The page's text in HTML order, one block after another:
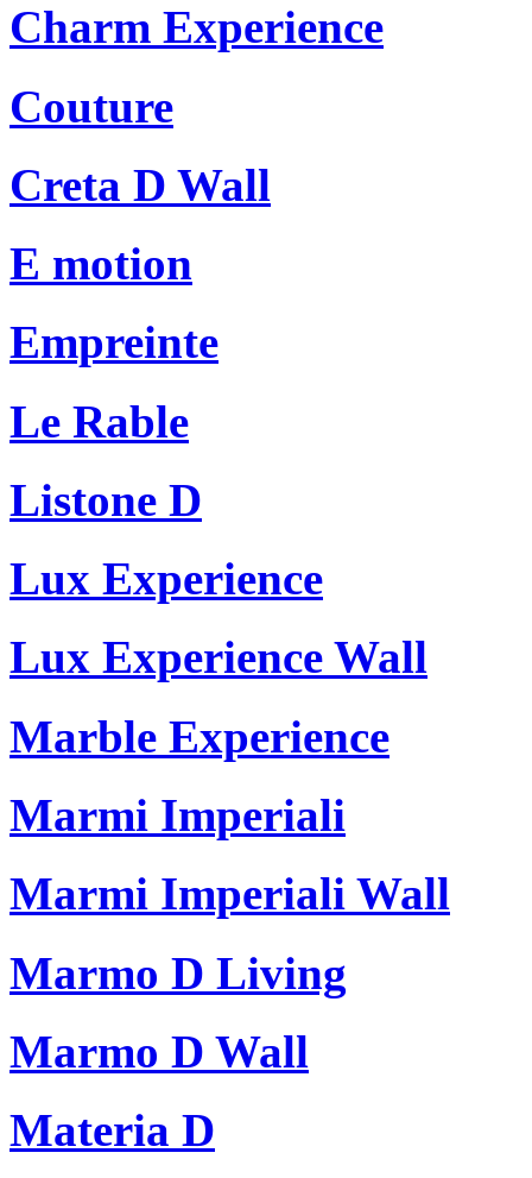
Charm Experience
Couture
Creta D Wall
E motion
Empreinte
Le Rable
Listone D
Lux Experience
Lux Experience Wall
Marble Experience
Marmi Imperiali
Marmi Imperiali Wall
Marmo D Living
Marmo D Wall
Materia D